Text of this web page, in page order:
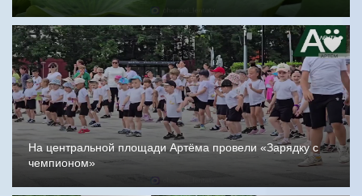
На центральной площади Артёма провели «Зарядку с
чемпионом»